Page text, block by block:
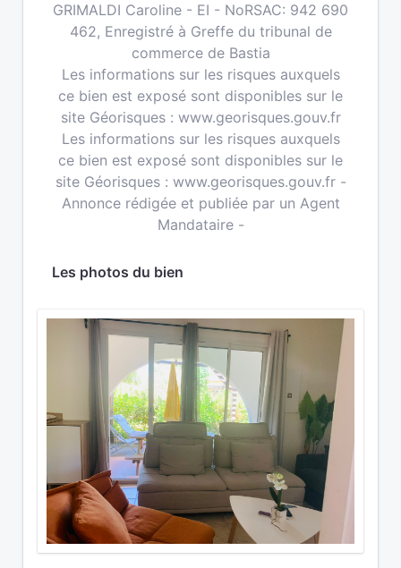
GRIMALDI Caroline - EI - NoRSAC: 942 690
462, Enregistré à Greffe du tribunal de
commerce de Bastia
Les informations sur les risques auxquels
ce bien est exposé sont disponibles sur le
site Géorisques : www.georisques.gouv.fr
Les informations sur les risques auxquels
ce bien est exposé sont disponibles sur le
site Géorisques : www.georisques.gouv.fr -
Annonce rédigée et publiée par un Agent
Mandataire -
Les photos du bien